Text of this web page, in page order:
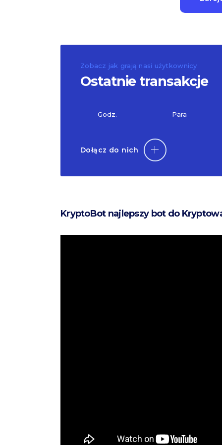
Zobacz jak grają nasi użytkownicy
Ostatnie transakcje
Godz. Para
Dołącz do nich
KryptoBot najlepszy bot do